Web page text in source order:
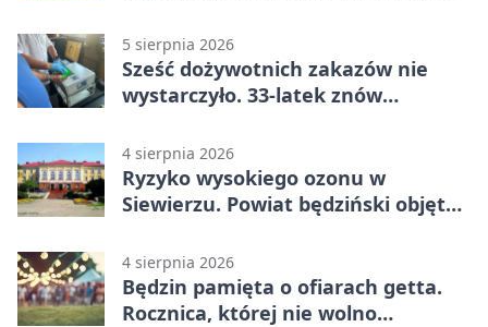
5 sierpnia 2026
Sześć dożywotnich zakazów nie
wystarczyło. 33-latek znów
4 sierpnia 2026
Ryzyko wysokiego ozonu w
Siewierzu. Powiat będziński objęty
4 sierpnia 2026
Będzin pamięta o ofiarach getta.
Rocznica, której nie wolno